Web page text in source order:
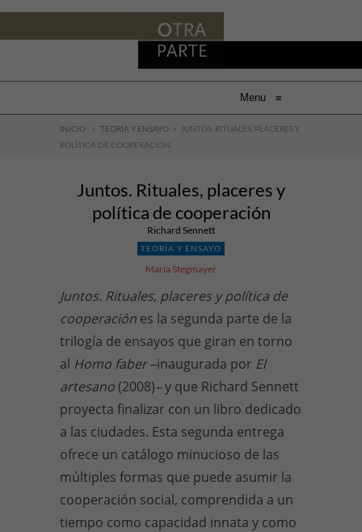
Menu ≡
INICIO » TEORÍA Y ENSAYO »
JUNTOS. RITUALES, PLACERES Y
POLÍTICA DE COOPERACIÓN
Juntos. Rituales, placeres y
política de cooperación
Richard Sennett
TEORÍA Y ENSAYO
María Stegmayer
Juntos. Rituales, placeres y política de
cooperación es la segunda parte de la
trilogía de ensayos que giran en torno
al Homo faber–inaugurada por El
artesano(2008)–y que Richard Sennett
proyecta finalizar con un libro dedicado
a las ciudades. Esta segunda entrega
ofrece un catálogo minucioso de las
múltiples formas que puede asumir la
cooperación social, comprendida a un
tiempo como capacidad innata y como